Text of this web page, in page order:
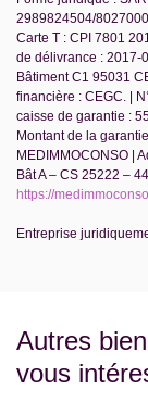
2989824504/
Carte T : CPI 7801
de délivrance : 2017-
Bâtiment C1 95031
financière : CEGC. |
caisse de garantie :
Montant de la
MEDIMMOCONSO |
Bât A – CS 25222 –
https://
Entreprise
Autres
vous